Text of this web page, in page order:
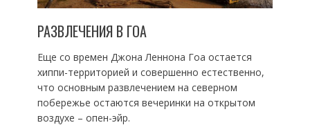
РАЗВЛЕЧЕНИЯ В ГОА
Еще со времен Джона Леннона Гоа остается
хиппи-территорией и совершенно естественно,
что основным развлечением на северном
побережье остаются вечеринки на открытом
воздухе – опен-эйр.